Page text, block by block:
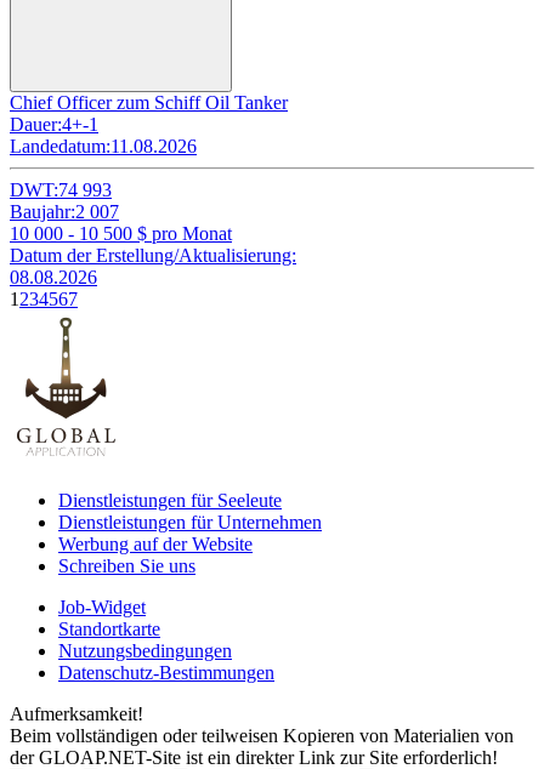
Chief Officer zum Schiff Oil Tanker
Dauer:4+-1
Landedatum:11.08.2026
DWT:74 993
Baujahr:2 007
10 000 - 10 500 $ pro Monat
Datum der Erstellung/Aktualisierung:
08.08.2026
1 234567
Dienstleistungen für Seeleute
Dienstleistungen für Unternehmen
Werbung auf der Website
Schreiben Sie uns
Job-Widget
Standortkarte
Nutzungsbedingungen
Datenschutz-Bestimmungen
Aufmerksamkeit!
Beim vollständigen oder teilweisen Kopieren von Materialien von
der GLOAP.NET-Site ist ein direkter Link zur Site erforderlich!